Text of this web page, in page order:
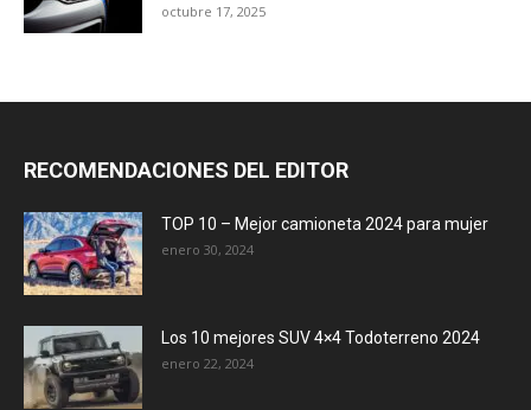
octubre 17, 2025
RECOMENDACIONES DEL EDITOR
TOP 10 – Mejor camioneta 2024 para mujer
enero 30, 2024
Los 10 mejores SUV 4×4 Todoterreno 2024
enero 22, 2024